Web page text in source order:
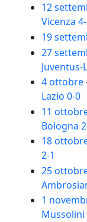
12
Vicenza
19
27
Juventus-
4 ottobre
Lazio 0-0
11
Bologna
18
2-1
25
1
Mussolini